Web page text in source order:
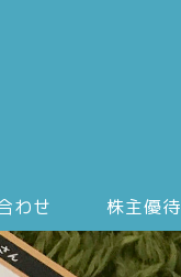
わせ 株主優待